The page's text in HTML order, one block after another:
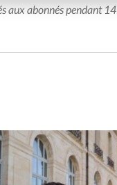
aux abonnés pendant 14